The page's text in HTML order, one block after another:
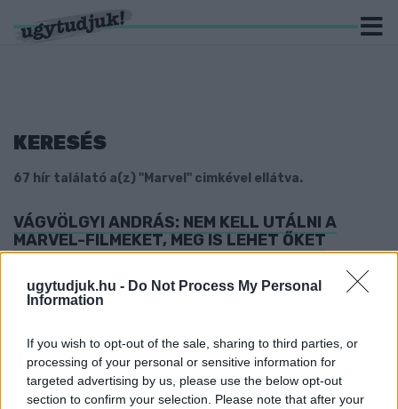
ugytudjuk.hu - Do Not Process My Personal
Information
If you wish to opt-out of the sale, sharing to third parties, or
processing of your personal or sensitive information for
targeted advertising by us, please use the below opt-out
section to confirm your selection. Please note that after your
KERESÉS
67 hír találató a(z) "Marvel" cimkével ellátva.
VÁGVÖLGYI ANDRÁS: NEM KELL UTÁLNI A
MARVEL-FILMEKET, MEG IS LEHET ŐKET
SZERETNI
2021. október. 28. 06:09
A Szombathelyi Művészeti Szakgimnázium és Technikum
jövőjéről.
KARÁCSONYI SOROZATTAL TÉR VISSZA A
MARVEL A DISNEY+-RA